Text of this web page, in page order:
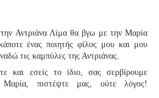
Αντριάνα Λίμα θα βγω με την Μαρία
ένας ποιητής φίλος μου και μου
τις καμπύλες της Αντριάνας.
και εσείς το ίδιο, σας σερβίρουμε
πιστέψτε μας, ούτε λόγος!